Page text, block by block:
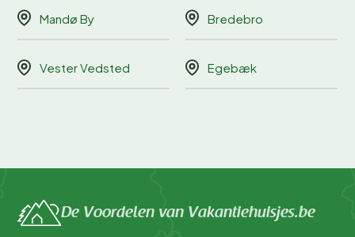
Mandø By Bredebro
Vester Vedsted Egebæk
De Voordelen van Vakantiehuisjes.be